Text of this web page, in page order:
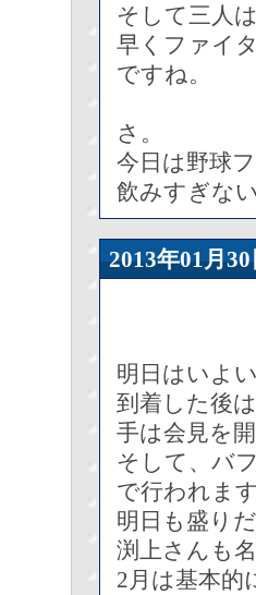
そして三人
早くファイ
ですね。
さ。
今日は野球
飲みすぎな
2013年01
明日はいよ
到着した後
手は会見を
そして、バ
で行われま
明日も盛り
渕上さんも
2月は基本的